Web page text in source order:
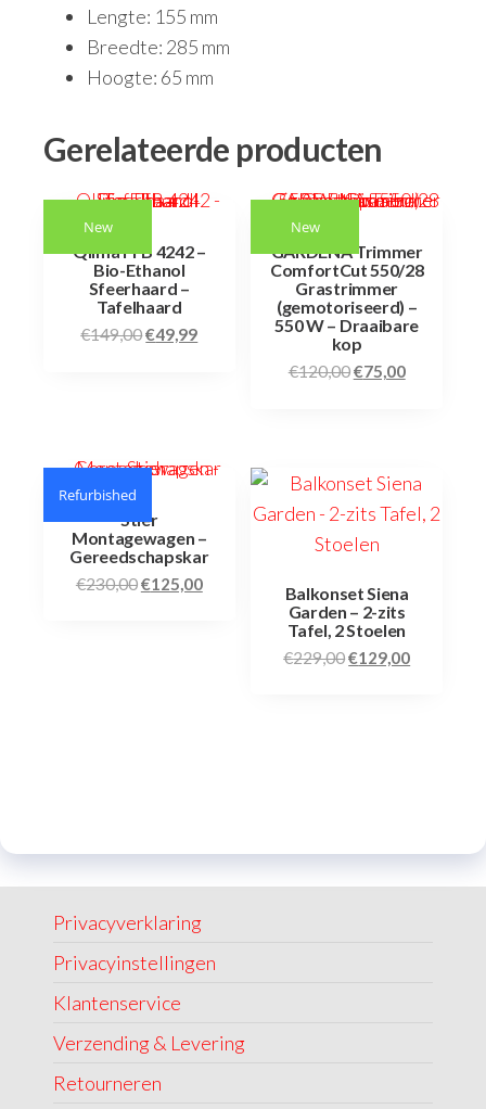
Lengte: 155 mm
Breedte: 285 mm
Hoogte: 65 mm
Gerelateerde producten
New
Qlima FFB 4242 –
Bio-Ethanol
Sfeerhaard –
Tafelhaard
€149,00€49,99
New
GARDENA Trimmer
ComfortCut 550/28
Grastrimmer
(gemotoriseerd) –
550 W – Draaibare
kop
€120,00€75,00
Refurbished
Stier
Montagewagen –
Gereedschapskar
€230,00€125,00
Balkonset Siena
Garden – 2-zits
Tafel, 2 Stoelen
€229,00€129,00
Privacyverklaring
Privacyinstellingen
Klantenservice
Verzending & Levering
Retourneren